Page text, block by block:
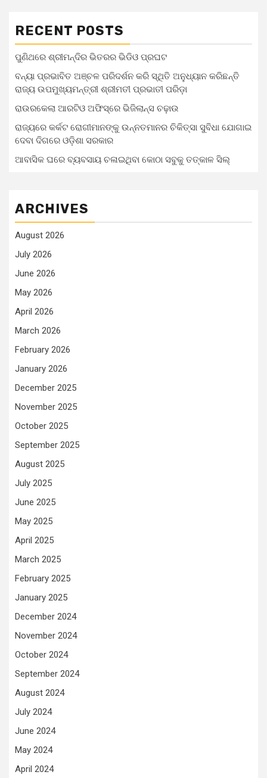
RECENT POSTS
ପୁଣିଥରେ ଶ୍ରୀମନ୍ଦିର ଭିତରର ଭିଡିଓ ପ୍ରଘଟ
ବନ୍ୟା ପ୍ରଭାବିତ ଅଞ୍ଚଳ ପରିଦର୍ଶନ କରି ସ୍ଥିତି ଅନୁଧ୍ୟାନ କରିଛନ୍ତି
ରାଜ୍ୟ ଉପମୁଖ୍ୟମନ୍ତ୍ରୀ ଶ୍ରୀମତୀ ପ୍ରଭାତୀ ପରିଡ଼ା
ରାଉରକେଲା ଆରଟିଓ ଅଫିସ୍‌ରେ ଭିଜିଲାନ୍ସ ଚଢ଼ାଉ
ରାଜ୍ୟରେ କର୍କଟ ରୋଗୀମାନଙ୍କୁ ଉନ୍ନତମାନର ଚିକିତ୍ସା ସୁବିଧା ଯୋଗାଇ
ଦେବା ଦିଗରେ ଓଡ଼ିଶା ସରକାର
ଆବାସିକ ଘରେ ବ୍ୟବସାୟ ଚଳାଇଥିବା କୋଠା ସବୁକୁ ତତ୍କାଳ ସିଲ୍‌
ARCHIVES
August 2026
July 2026
June 2026
May 2026
April 2026
March 2026
February 2026
January 2026
December 2025
November 2025
October 2025
September 2025
August 2025
July 2025
June 2025
May 2025
April 2025
March 2025
February 2025
January 2025
December 2024
November 2024
October 2024
September 2024
August 2024
July 2024
June 2024
May 2024
April 2024